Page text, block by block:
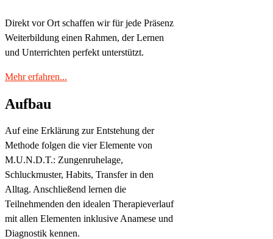
Direkt vor Ort schaffen wir für jede Präsenz
Weiterbildung einen Rahmen, der Lernen
und Unterrichten perfekt unterstützt.
Mehr erfahren...
Aufbau
Auf eine Erklärung zur Entstehung der
Methode folgen die vier Elemente von
M.U.N.D.T.: Zungenruhelage,
Schluckmuster, Habits, Transfer in den
Alltag. Anschließend lernen die
Teilnehmenden den idealen Therapieverlauf
mit allen Elementen inklusive Anamese und
Diagnostik kennen.